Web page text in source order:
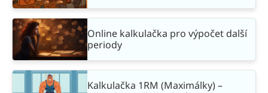
Online kalkulačka pro výpočet další
periody
Kalkulačka 1RM (Maximálky) –